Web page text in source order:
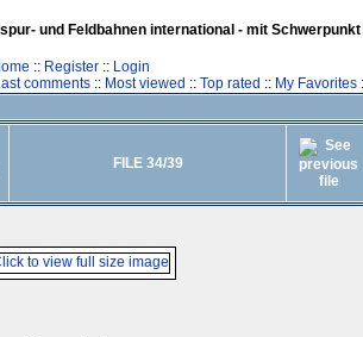
und Feldbahnen international - mit
:: Register :: Login
comments:: Most viewed :: Top rated :: My Favorites
FILE 34/39